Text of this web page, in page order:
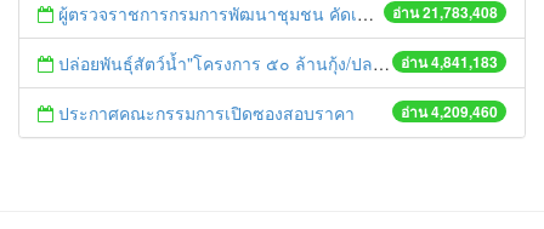
อ่าน 21,783,408
ผู้ตรวจราชการกรมการพัฒนาชุมชน คัดเลือกข้าราชการและลูกจ้างดีเด่น และหน่วยงานพัฒนาชุมชนใสสะอาด ประจำปี ๒๕๕๔
อ่าน 4,841,183
ปล่อยพันธุ์สัตว์น้ำ"โครงการ ๕๐ ล้านกุ้ง/ปลา ฟื้นชีวิตใหม่ให้เจ้าพระยา
อ่าน 4,209,460
ประกาศคณะกรรมการเปิดซองสอบราคา